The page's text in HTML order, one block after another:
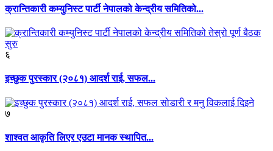
क्रान्तिकारी कम्युनिस्ट पार्टी नेपालको केन्द्रीय समितिको...
६
इच्छुक पुरस्कार (२०८१) आदर्श राई, सफल...
७
शाश्वत आकृति लिएर एउटा मानक स्थापित...